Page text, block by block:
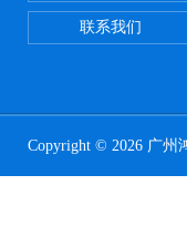
联系我们
Copyright © 2026 广州